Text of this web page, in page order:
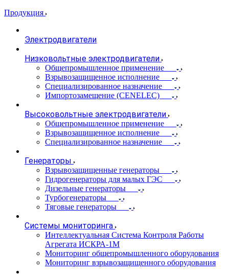
Продукция
Электродвигатели
Низковольтные электродвигатели
Общепромышленное применение
Взрывозащищенное исполнение
Специализированное назначение
Импортозамещение (CENELEC)
Высоковольтные электродвигатели
Общепромышленное применение
Взрывозащищенное исполнение
Специализированное назначение
Генераторы
Взрывозащищенные генераторы
Гидрогенераторы для малых ГЭС
Дизельные генераторы
Турбогенераторы
Тяговые генераторы
Системы мониторинга
Интеллектуальная Система Контроля Работы
Агрегата ИСКРА-1М
Мониторинг общепромышленного оборудования
Мониторинг взрывозащищенного оборудования